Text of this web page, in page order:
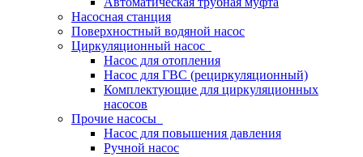
Насосная станция
Поверхностный водяной насос
Циркуляционный насос
Насос для отопления
Насос для ГВС (рециркуляционный)
Комплектующие для циркуляционных
насосов
Прочие насосы
Насос для повышения давления
Ручной насос